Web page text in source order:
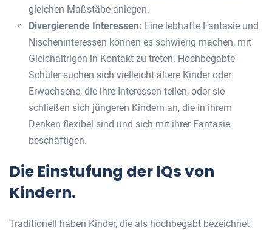
gleichen Maßstäbe anlegen.
Divergierende Interessen: Eine lebhafte Fantasie und
Nischeninteressen können es schwierig machen, mit
Gleichaltrigen in Kontakt zu treten. Hochbegabte
Schüler suchen sich vielleicht ältere Kinder oder
Erwachsene, die ihre Interessen teilen, oder sie
schließen sich jüngeren Kindern an, die in ihrem
Denken flexibel sind und sich mit ihrer Fantasie
beschäftigen.
Die Einstufung der IQs von
Kindern.
Traditionell haben Kinder, die als hochbegabt bezeichnet